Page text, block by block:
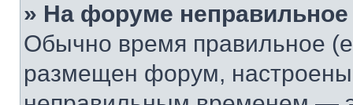
» На форуме
Обычно время правильное
размещен форум, настроены